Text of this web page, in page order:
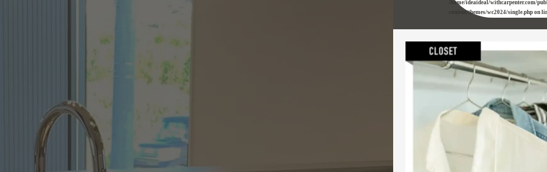
/home/ideaideal/withcarpenter.com/
content/themes/wc2024/single.php on